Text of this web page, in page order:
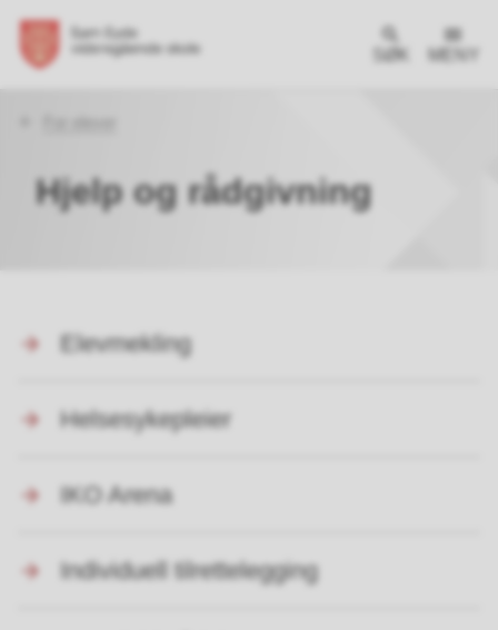
SØK MENY
Hjelp og rådgivning
Elevmekling
Helsesykepleier
IKO Arena
Individuell tilrettelegging